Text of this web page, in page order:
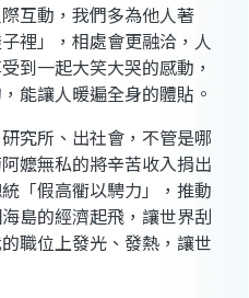
互動，我們多為他人著
裡」，相處會更融洽，人
到一起大笑大哭的感動，
能讓人暖遍全身的體貼。
究所、出社會，不管是哪
嬤無私的將辛苦收入捐出
「假高衢以騁力」，推動
島的經濟起飛，讓世界刮
職位上發光、發熱，讓世